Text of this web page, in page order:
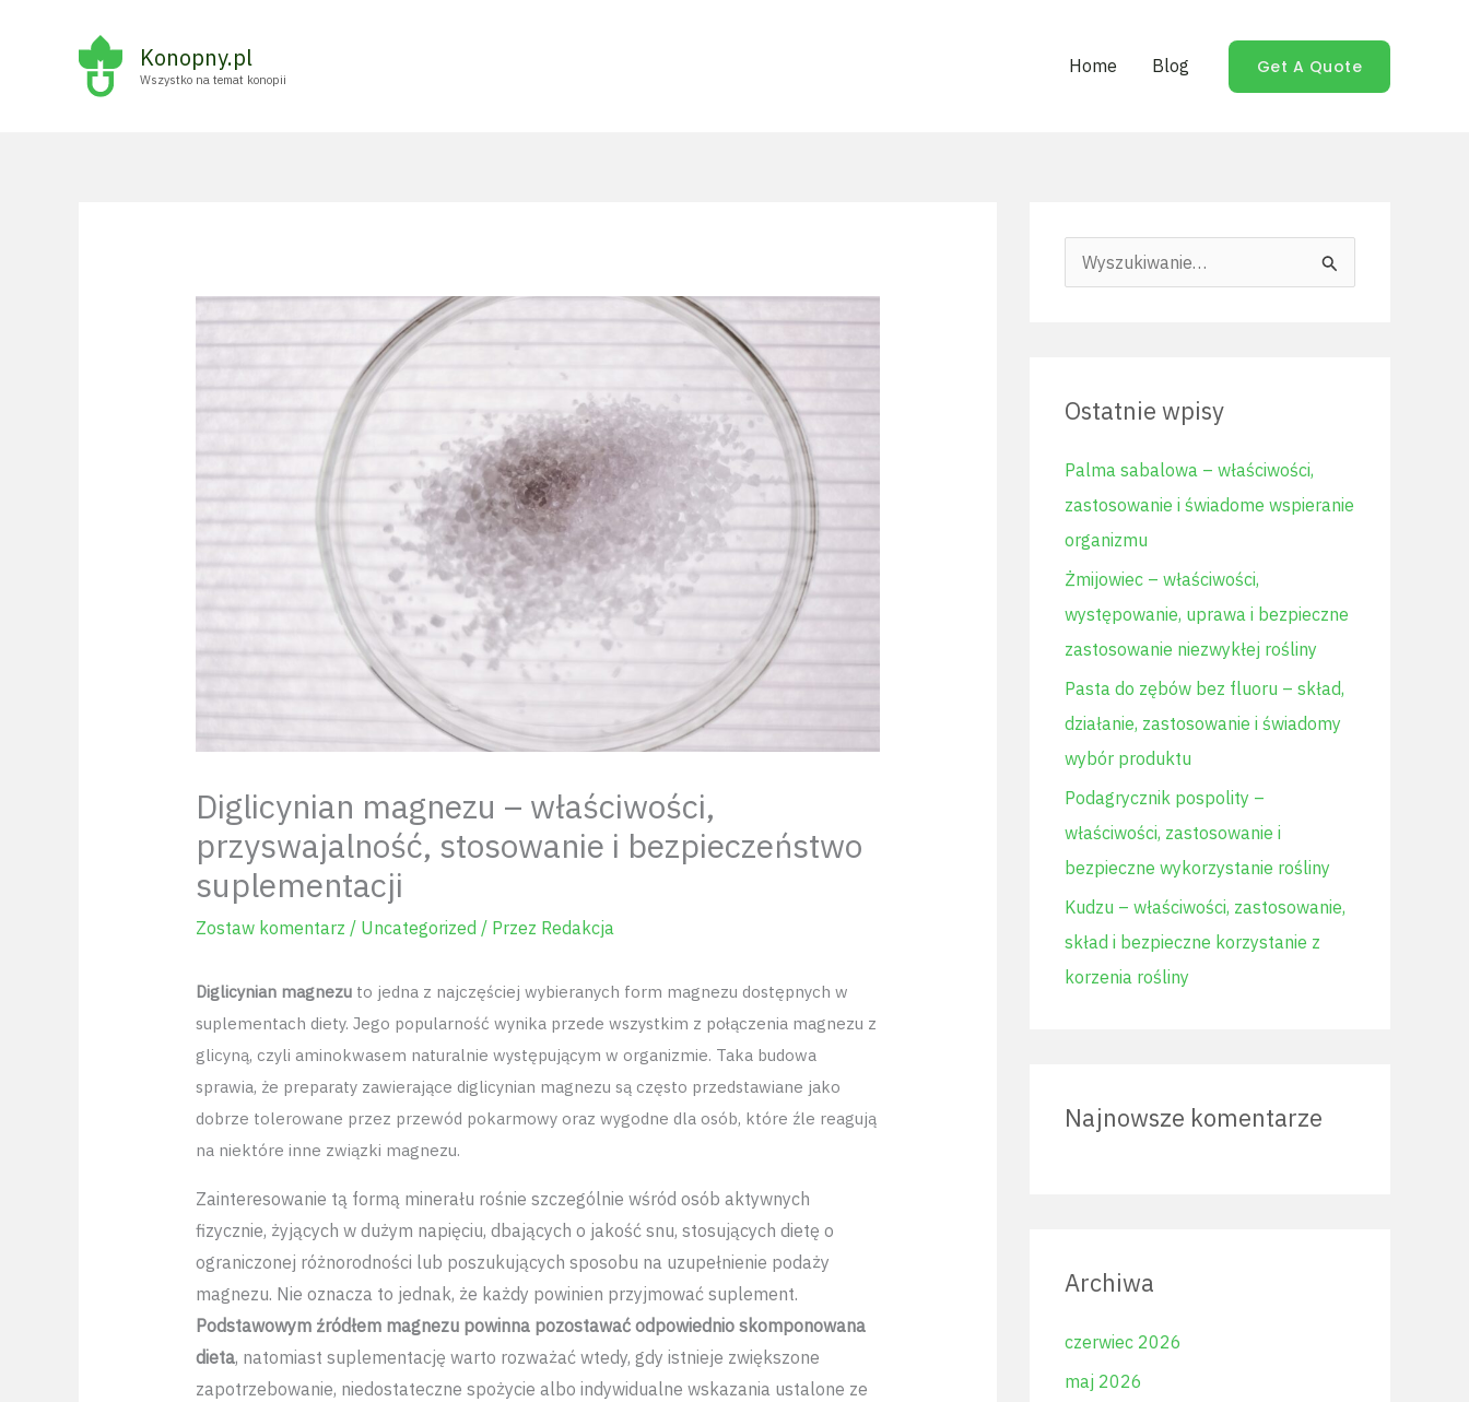
Konopny.pl
Wszystko na temat konopii
Home Blog Get A Quote
Diglicynian magnezu – właściwości,
przyswajalność, stosowanie i bezpieczeństwo
suplementacji
Zostaw komentarz / Uncategorized / Przez Redakcja
Diglicynian magnezuto jedna z najczęściej wybieranych form magnezu dostępnych w
suplementach diety. Jego popularność wynika przede wszystkim z połączenia magnezu z
glicyną, czyli aminokwasem naturalnie występującym w organizmie. Taka budowa
sprawia, że preparaty zawierające diglicynian magnezu są często przedstawiane jako
dobrze tolerowane przez przewód pokarmowy oraz wygodne dla osób, które źle reagują
na niektóre inne związki magnezu.
Zainteresowanie tą formą minerału rośnie szczególnie wśród osób aktywnych
fizycznie, żyjących w dużym napięciu, dbających o jakość snu, stosujących dietę o
ograniczonej różnorodności lub poszukujących sposobu na uzupełnienie podaży
magnezu. Nie oznacza to jednak, że każdy powinien przyjmować suplement.
Podstawowym źródłem magnezu powinna pozostawać odpowiednio skomponowana
dieta, natomiast suplementację warto rozważać wtedy, gdy istnieje zwiększone
zapotrzebowanie, niedostateczne spożycie albo indywidualne wskazania ustalone ze
a
d
l
a
:
Ostatnie wpisy
Palma sabalowa – właściwości,
zastosowanie i świadome wspieranie
organizmu
Żmijowiec – właściwości,
występowanie, uprawa i bezpieczne
zastosowanie niezwykłej rośliny
Pasta do zębów bez fluoru – skład,
działanie, zastosowanie i świadomy
wybór produktu
Podagrycznik pospolity –
właściwości, zastosowanie i
bezpieczne wykorzystanie rośliny
Kudzu – właściwości, zastosowanie,
skład i bezpieczne korzystanie z
korzenia rośliny
Najnowsze komentarze
Archiwa
czerwiec 2026
maj 2026